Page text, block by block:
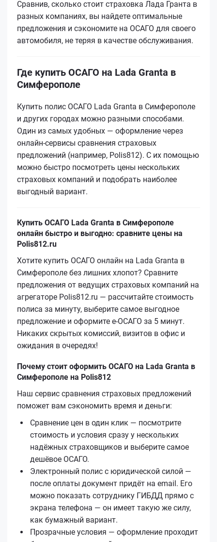
Сравнив, сколько стоит страховка Лада Гранта в
разных компаниях, вы найдете оптимальные
предложения и сэкономите на ОСАГО для своего
автомобиля, не теряя в качестве обслуживания.
Где купить ОСАГО на Lada Granta в
Симферополе
Купить полис ОСАГО Lada Granta в Симферополе
и других городах можно разными способами.
Один из самых удобных — оформление через
онлайн-сервисы сравнения страховых
предложений (например, Polis812). С их помощью
можно быстро посмотреть цены нескольких
страховых компаний и подобрать наиболее
выгодный вариант.
Купить ОСАГО Lada Granta в Симферополе
онлайн быстро и выгодно: сравните цены на
Polis812.ru
Хотите купить ОСАГО онлайн на Lada Granta в
Симферополе без лишних хлопот? Сравните
предложения от ведущих страховых компаний на
агрегаторе Polis812.ru — рассчитайте стоимость
полиса за минуту, выберите самое выгодное
предложение и оформите е‑ОСАГО за 5 минут.
Никаких скрытых комиссий, визитов в офис и
ожидания в очередях!
Почему стоит оформить ОСАГО на Lada Granta в
Симферополе на Polis812
Наш сервис сравнения страховых предложений
поможет вам сэкономить время и деньги:
Сравнение цен в один клик — посмотрите
стоимость и условия сразу у нескольких
надёжных страховщиков и выберите самое
дешёвое ОСАГО.
Электронный полис с юридической силой —
после оплаты документ придёт на email. Его
можно показать сотруднику ГИБДД прямо с
экрана телефона — он имеет такую же силу,
как бумажный вариант.
Прозрачные условия — оформление проходит